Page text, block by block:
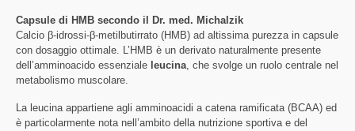
Capsule di HMB secondo il Dr. med. Michalzik
Calcio β-idrossi-β-metilbutirrato (HMB) ad altissima purezza in capsule
con dosaggio ottimale. L’HMB è un derivato naturalmente presente
dell’amminoacido essenziale leucina, che svolge un ruolo centrale nel
metabolismo muscolare.
La leucina appartiene agli amminoacidi a catena ramificata (BCAA) ed
è particolarmente nota nell’ambito della nutrizione sportiva e del